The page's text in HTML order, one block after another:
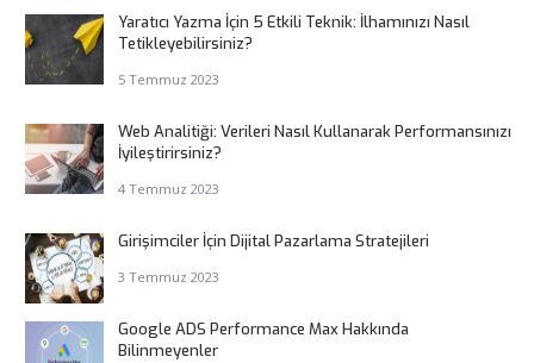
Yaratıcı Yazma İçin 5 Etkili Teknik: İlhamınızı Nasıl
Tetikleyebilirsiniz?
5 Temmuz 2023
Web Analitiği: Verileri Nasıl Kullanarak Performansınızı
İyileştirirsiniz?
4 Temmuz 2023
Girişimciler İçin Dijital Pazarlama Stratejileri
3 Temmuz 2023
Google ADS Performance Max Hakkında
Bilinmeyenler